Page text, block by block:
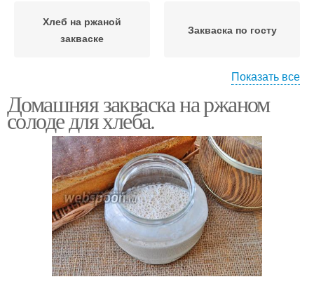
Хлеб на ржаной
закваске
Закваска по госту
Быстрая закваска Закваска для хлеба
Ржаная закваска Закваска без дрожжей
Домашний черный
Ингредиенты для
домашний черный
Показать все
Домашняя закваска на ржаном
солоде для хлеба.